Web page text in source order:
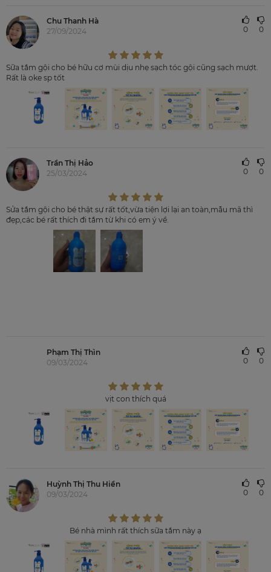
Chu Thanh Hà
27/09/2024
Sữa tắm gội cho bé hữu cơ mùi dịu nhẹ sạch tóc gội cũng sạch mượt.
Rất là oke sp tốt
0 0
Trần Thị Hảo
25/03/2024
Sửa tắm gội cho bé thật sự rất tốt,vừa tiện lợi lại an toàn,mẫu mã thì
đẹp,các bé rất thích đi tắm từ khi có em ý về.
0 0
Phạm Thị Thìn
09/03/2024
vịt con thích quá
0 0
Huỳnh Thị Thu Hiền
09/03/2024
Bé nhà mình rất thích sữa tắm này ạ
0 0